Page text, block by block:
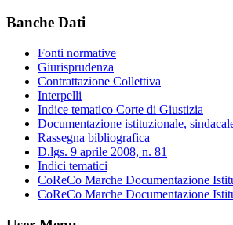
Banche Dati
Fonti normative
Giurisprudenza
Contrattazione Collettiva
Interpelli
Indice tematico Corte di Giustizia
Documentazione istituzionale,
Rassegna bibliografica
D.lgs. 9 aprile 2008, n. 81
Indici tematici
CoReCo Marche Documentazione
CoReCo Marche Documentazione